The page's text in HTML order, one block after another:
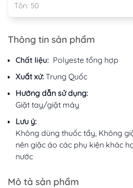
Tồn: 50
Thông tin sản phẩm
Chất liệu: Polyeste tổng hợp
Xuất xứ: Trung Quốc
Hướng dẫn sử dụng:
Giặt tay/giặt máy
Lưu ý:
Không dùng thuốc tẩy, Không
nên giặc áo các phụ kiện khác
nước
Mô tả sản phẩm